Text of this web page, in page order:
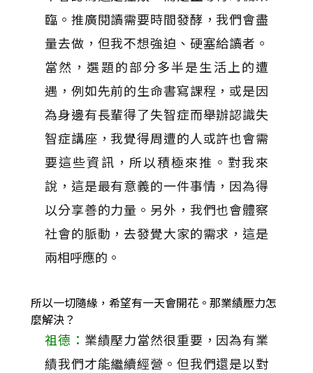
臨。推廣閱讀需要時間發酵，我們會盡
量去做，但我不想強迫、硬塞給讀者。
當然，選題的部分多半是生活上的遭
遇，例如先前的生命書寫課程，或是因
為身邊有長輩得了失智症而舉辦認識失
智症講座，我覺得周遭的人或許也會需
要這些資訊，所以積極來推。對我來
說，這是最有意義的一件事情，因為得
以分享善的力量。另外，我們也會體察
社會的脈動，去發覺大家的需求，這是
兩相呼應的。
所以一切隨緣，希望有一天會開花。那業績壓力怎
麼解決？
祖德： 業績壓力當然很重要，因為有業
績我們才能繼續經營。但我們還是以對